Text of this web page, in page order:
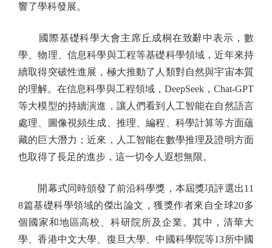
響了學科發展。
國際基礎科學大會主席丘成桐在致辭中表示，數
學、物理、信息科學與工程等基礎科學領域，近年來持
續取得突破性進展，極大推動了人類對自然與宇宙本質
的理解。在信息科學與工程領域，DeepSeek，Chat-GPT
等大模型的持續演進，讓人們看到人工智能在自然語言
處理、圖像視頻生成、推理、編程、科學計算等方面蘊
藏的巨大潛力；近來，人工智能在數學推理及證明方面
也取得了長足的進步，這一切令人遐想無限。
開幕式同時頒發了前沿科學獎，本屆獎項評選出11
8篇基礎科學領域的傑出論文，獲獎作者來自全球20多
個國家和地區高校、科研院所及企業。其中，清華大
學、香港中文大學、復旦大學、中國科學院等13所中國